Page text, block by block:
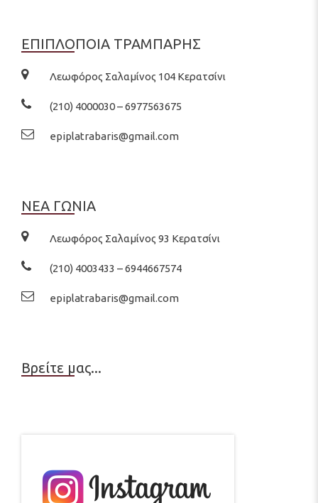
ΕΠΙΠΛΟΠΟΙΑ ΤΡΑΜΠΑΡΗΣ
Λεωφόρος Σαλαμίνος 104 Κερατσίνι
(210) 4000030 – 6977563675
epiplatrabaris@gmail.com
ΝΕΑ ΓΩΝΙΑ
Λεωφόρος Σαλαμίνος 93 Κερατσίνι
(210) 4003433 – 6944667574
epiplatrabaris@gmail.com
Βρείτε μας...